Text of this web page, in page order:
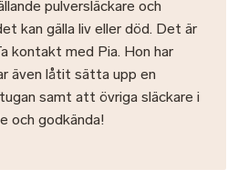
pulversläckare och
kan gälla liv eller död. Det är
kontakt med Pia. Hon har
även låtit sätta upp en
samt att övriga släckare i
och godkända!